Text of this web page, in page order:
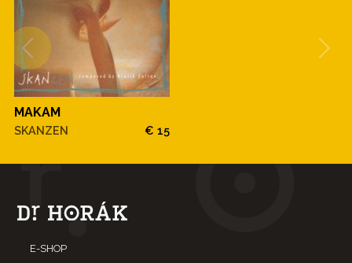
MAKAM
SKANZEN € 15
E-SHOP